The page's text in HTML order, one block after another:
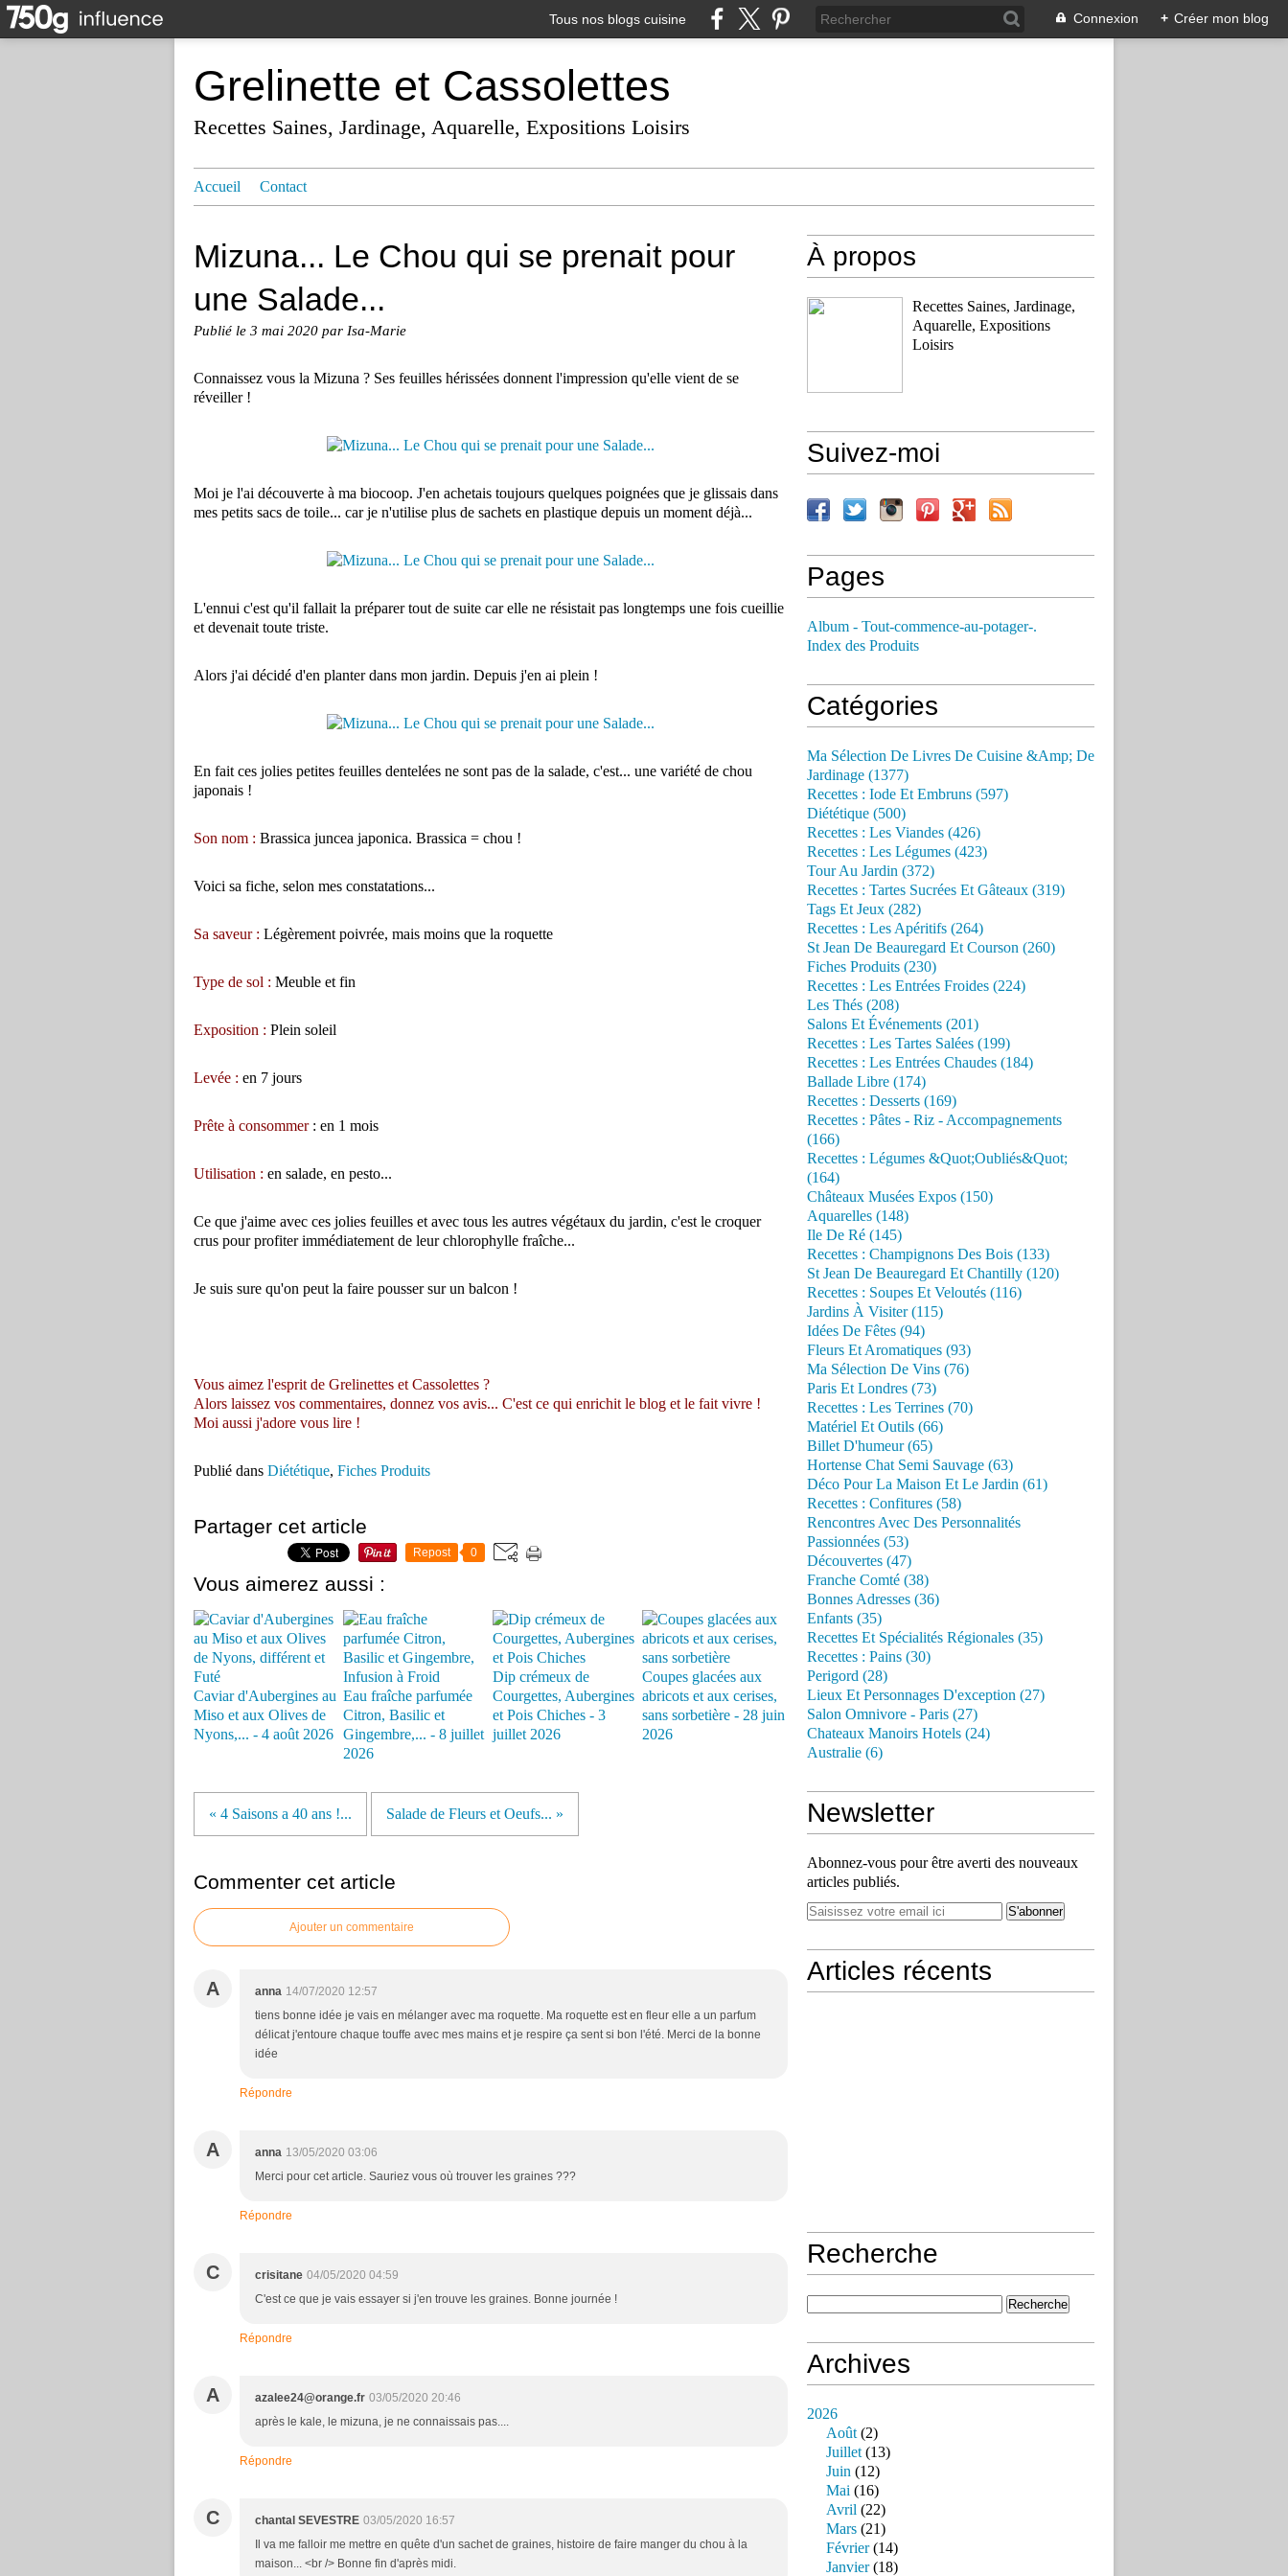
Tous nos blogs cuisine Connexion + Créer mon blog
Grelinette et Cassolettes
Recettes Saines, Jardinage, Aquarelle, Expositions Loisirs
Accueil Contact
Mizuna... Le Chou qui se prenait pour
une Salade...
Publié le 3 mai 2020 par Isa-Marie
Connaissez vous la Mizuna ? Ses feuilles hérissées donnent l'impression qu'elle vient de se
réveiller !
Moi je l'ai découverte à ma biocoop. J'en achetais toujours quelques poignées que je glissais dans
mes petits sacs de toile... car je n'utilise plus de sachets en plastique depuis un moment déjà...
L'ennui c'est qu'il fallait la préparer tout de suite car elle ne résistait pas longtemps une fois cueillie
et devenait toute triste.
Alors j'ai décidé d'en planter dans mon jardin. Depuis j'en ai plein !
En fait ces jolies petites feuilles dentelées ne sont pas de la salade, c'est... une variété de chou
japonais !
Son nom : Brassica juncea japonica. Brassica = chou !
Voici sa fiche, selon mes constatations...
Sa saveur : Légèrement poivrée, mais moins que la roquette
Type de sol : Meuble et fin
Exposition : Plein soleil
Levée : en 7 jours
Prête à consommer: en 1 mois
Utilisation : en salade, en pesto...
Ce que j'aime avec ces jolies feuilles et avec tous les autres végétaux du jardin, c'est le croquer
crus pour profiter immédiatement de leur chlorophylle fraîche...
Je suis sure qu'on peut la faire pousser sur un balcon !
Vous aimez l'esprit de Grelinettes et Cassolettes ?
Alors laissez vos commentaires, donnez vos avis... C'est ce qui enrichit le blog et le fait vivre !
Moi aussi j'adore vous lire !
Publié dans Diététique, Fiches Produits
Partager cet article
Repost 0
Vous aimerez aussi :
Caviar d'Aubergines au
Miso et aux Olives de
Nyons,... - 4 août 2026
Eau fraîche parfumée
Citron, Basilic et
Gingembre,... - 8 juillet
2026
Dip crémeux de
Courgettes, Aubergines
et Pois Chiches - 3
juillet 2026
Coupes glacées aux
abricots et aux cerises,
sans sorbetière - 28 juin
2026
« 4 Saisons a 40 ans !... Salade de Fleurs et Oeufs... »
Commenter cet article
Ajouter un commentaire
A anna 14/07/2020 12:57
tiens bonne idée je vais en mélanger avec ma roquette. Ma roquette est en fleur elle a un parfum
délicat j'entoure chaque touffe avec mes mains et je respire ça sent si bon l'été. Merci de la bonne
idée
Répondre
A anna 13/05/2020 03:06
Merci pour cet article. Sauriez vous où trouver les graines ???
Répondre
C crisitane 04/05/2020 04:59
C'est ce que je vais essayer si j'en trouve les graines. Bonne journée !
Répondre
A azalee24@orange.fr 03/05/2020 20:46
après le kale, le mizuna, je ne connaissais pas....
Répondre
C chantal SEVESTRE 03/05/2020 16:57
Il va me falloir me mettre en quête d'un sachet de graines, histoire de faire manger du chou à la
maison... <br /> Bonne fin d'après midi.
À propos
Recettes Saines, Jardinage,
Aquarelle, Expositions
Loisirs
Suivez-moi
Pages
Album - Tout-commence-au-potager-.
Index des Produits
Catégories
Ma Sélection De Livres De Cuisine &Amp; De
Jardinage (1377)
Recettes : Iode Et Embruns (597)
Diététique (500)
Recettes : Les Viandes (426)
Recettes : Les Légumes (423)
Tour Au Jardin (372)
Recettes : Tartes Sucrées Et Gâteaux (319)
Tags Et Jeux (282)
Recettes : Les Apéritifs (264)
St Jean De Beauregard Et Courson (260)
Fiches Produits (230)
Recettes : Les Entrées Froides (224)
Les Thés (208)
Salons Et Événements (201)
Recettes : Les Tartes Salées (199)
Recettes : Les Entrées Chaudes (184)
Ballade Libre (174)
Recettes : Desserts (169)
Recettes : Pâtes - Riz - Accompagnements
(166)
Recettes : Légumes &Quot;Oubliés&Quot;
(164)
Châteaux Musées Expos (150)
Aquarelles (148)
Ile De Ré (145)
Recettes : Champignons Des Bois (133)
St Jean De Beauregard Et Chantilly (120)
Recettes : Soupes Et Veloutés (116)
Jardins À Visiter (115)
Idées De Fêtes (94)
Fleurs Et Aromatiques (93)
Ma Sélection De Vins (76)
Paris Et Londres (73)
Recettes : Les Terrines (70)
Matériel Et Outils (66)
Billet D'humeur (65)
Hortense Chat Semi Sauvage (63)
Déco Pour La Maison Et Le Jardin (61)
Recettes : Confitures (58)
Rencontres Avec Des Personnalités
Passionnées (53)
Découvertes (47)
Franche Comté (38)
Bonnes Adresses (36)
Enfants (35)
Recettes Et Spécialités Régionales (35)
Recettes : Pains (30)
Perigord (28)
Lieux Et Personnages D'exception (27)
Salon Omnivore - Paris (27)
Chateaux Manoirs Hotels (24)
Australie (6)
Newsletter
Abonnez-vous pour être averti des nouveaux
articles publiés.
Articles récents
Recherche
Archives
2026
Août(2)
Juillet(13)
Juin (12)
Mai (16)
Avril (22)
Mars (21)
Février(14)
Janvier(18)